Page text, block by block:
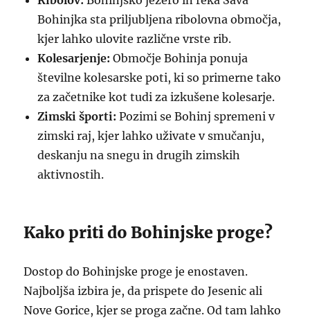
Bohinjka sta priljubljena ribolovna območja,
kjer lahko ulovite različne vrste rib.
Kolesarjenje: Območje Bohinja ponuja
številne kolesarske poti, ki so primerne tako
za začetnike kot tudi za izkušene kolesarje.
Zimski športi: Pozimi se Bohinj spremeni v
zimski raj, kjer lahko uživate v smučanju,
deskanju na snegu in drugih zimskih
aktivnostih.
Kako priti do Bohinjske proge?
Dostop do Bohinjske proge je enostaven.
Najboljša izbira je, da prispete do Jesenic ali
Nove Gorice, kjer se proga začne. Od tam lahko